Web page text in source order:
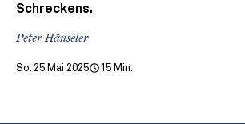
Schreckens.
Peter Hänseler
So. 25 Mai 2025 15 Min.